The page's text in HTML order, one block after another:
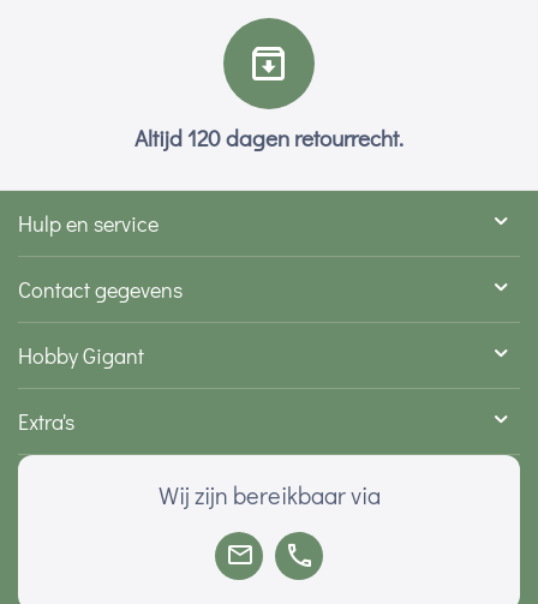
Altijd 120 dagen retourrecht.
Hulp en service
Contact gegevens
Hobby Gigant
Extra's
Wij zijn bereikbaar via